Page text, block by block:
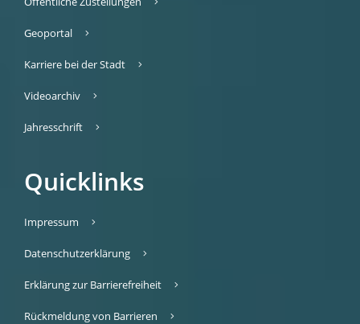
Geoportal
Karriere bei der Stadt
Videoarchiv
Jahresschrift
Quicklinks
Impressum
Datenschutzerklärung
Erklärung zur Barrierefreiheit
Rückmeldung von Barrieren